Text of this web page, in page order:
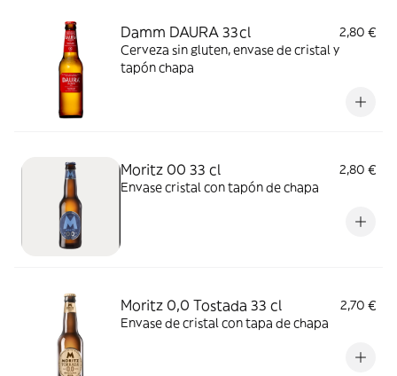
Damm DAURA 33cl
2,80 €
Cerveza sin gluten, envase de cristal y
tapón chapa
Moritz 00 33 cl
2,80 €
Envase cristal con tapón de chapa
Moritz 0,0 Tostada 33 cl
2,70 €
Envase de cristal con tapa de chapa